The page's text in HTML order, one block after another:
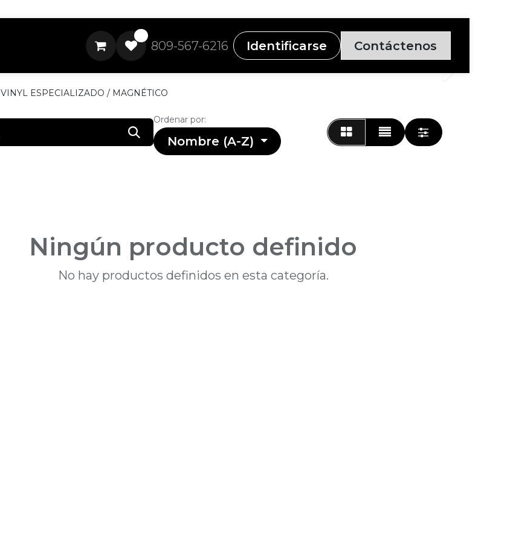
809-567-6216 Identificarse Contáctenos
VINYL ESPECIALIZADO / MAGNÉTICO
Ordenar por:
Nombre (A-Z)
Ningún producto definido
No hay productos definidos en esta categoría.